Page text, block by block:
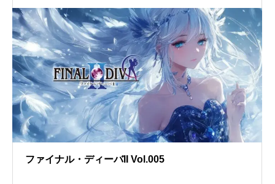
ファイナル・ディーバII Vol.005